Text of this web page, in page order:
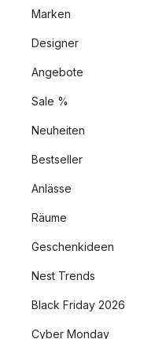
Marken
Designer
Angebote
Sale %
Neuheiten
Bestseller
Anlässe
Räume
Geschenkideen
Nest Trends
Black Friday 2026
Cyber Monday